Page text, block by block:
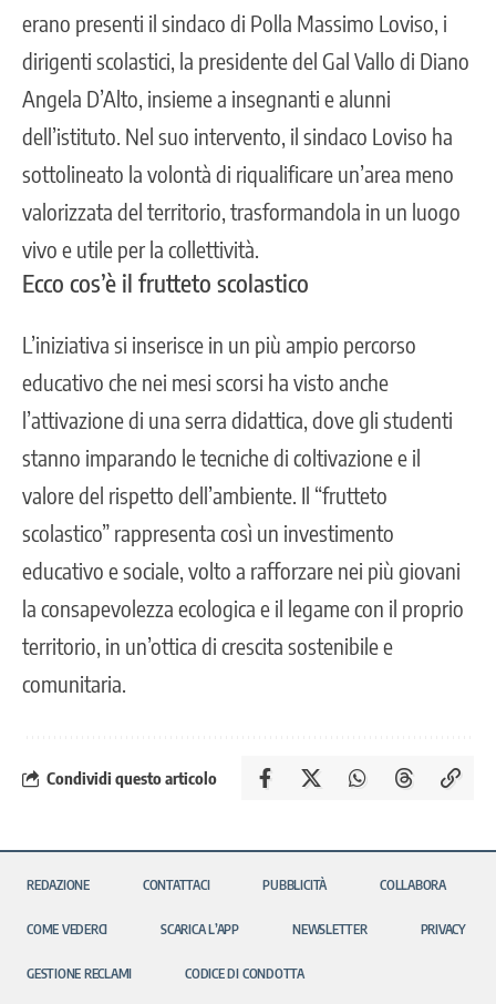
erano presenti il sindaco di Polla Massimo Loviso, i
dirigenti scolastici, la presidente del Gal Vallo di Diano
Angela D’Alto, insieme a insegnanti e alunni
dell’istituto. Nel suo intervento, il sindaco Loviso ha
sottolineato la volontà di riqualificare un’area meno
valorizzata del territorio, trasformandola in un luogo
vivo e utile per la collettività.
Ecco cos’è il frutteto scolastico
L’iniziativa si inserisce in un più ampio percorso
educativo che nei mesi scorsi ha visto anche
l’attivazione di una serra didattica, dove gli studenti
stanno imparando le tecniche di coltivazione e il
valore del rispetto dell’ambiente. Il “frutteto
scolastico” rappresenta così un investimento
educativo e sociale, volto a rafforzare nei più giovani
la consapevolezza ecologica e il legame con il proprio
territorio, in un’ottica di crescita sostenibile e
comunitaria.
Condividi questo articolo
REDAZIONE CONTATTACI PUBBLICITÀ COLLABORA
COME VEDERCI SCARICA L’APP NEWSLETTER PRIVACY
GESTIONE RECLAMI CODICE DI CONDOTTA